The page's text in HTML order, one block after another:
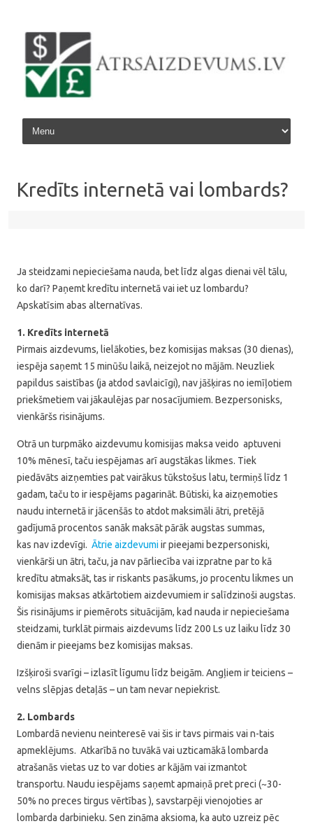
Skip to content
Kredīts internetā vai lombards?
Ja steidzami nepieciešama nauda, bet līdz algas dienai vēl tālu,
ko darī? Paņemt kredītu internetā vai iet uz lombardu?
Apskatīsim abas alternatīvas.
1. Kredīts internetā
Pirmais aizdevums, lielākoties, bez komisijas maksas (30 dienas),
iespēja saņemt 15 minūšu laikā, neizejot no mājām. Neuzliek
papildus saistības (ja atdod savlaicīgi), nav jāšķiras no iemīļotiem
priekšmetiem vai jākaulējas par nosacījumiem. Bezpersonisks,
vienkāršs risinājums.
Otrā un turpmāko aizdevumu komisijas maksa veido aptuveni
10% mēnesī, taču iespējamas arī augstākas likmes. Tiek
piedāvāts aizņemties pat vairākus tūkstošus latu, termiņš līdz 1
gadam, taču to ir iespējams pagarināt. Būtiski, ka aizņemoties
naudu internetā ir jācenšās to atdot maksimāli ātri, pretējā
gadījumā procentos sanāk maksāt pārāk augstas summas,
kas nav izdevīgi. Ātrie aizdevumiir pieejami bezpersoniski,
vienkārši un ātri, taču, ja nav pārliecība vai izpratne par to kā
kredītu atmaksāt, tas ir riskants pasākums, jo procentu likmes un
komisijas maksas atkārtotiem aizdevumiem ir salīdzinoši augstas.
Šis risinājums ir piemērots situācijām, kad nauda ir nepieciešama
steidzami, turklāt pirmais aizdevums līdz 200 Ls uz laiku līdz 30
dienām ir pieejams bez komisijas maksas.
Izšķiroši svarīgi – izlasīt līgumu līdz beigām. Angļiem ir teiciens –
velns slēpjas detaļās – un tam nevar nepiekrist.
2. Lombards
Lombardā nevienu neinteresē vai šis ir tavs pirmais vai n-tais
apmeklējums. Atkarībā no tuvākā vai uzticamākā lombarda
atrašanās vietas uz to var doties ar kājām vai izmantot
transportu. Naudu iespējams saņemt apmaiņā pret preci (~30-
50% no preces tirgus vērtības ), savstarpēji vienojoties ar
lombarda darbinieku. Sen zināma aksioma, ka auto uzreiz pēc